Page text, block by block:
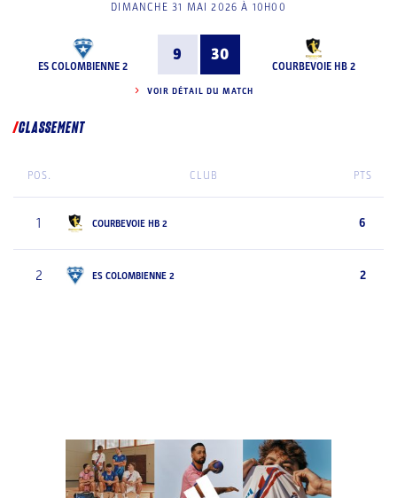
DIMANCHE 31 MAI 2026 À 10H00
ES COLOMBIENNE 2
9 30
COURBEVOIE HB 2
VOIR DÉTAIL DU MATCH
CLASSEMENT
POS. CLUB PTS
1 COURBEVOIE HB 2 6
2 ES COLOMBIENNE 2 2